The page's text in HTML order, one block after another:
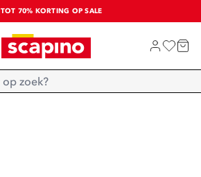
TOT 70% KORTING OP SALE
SALE: LAATSTE KANS!
SHOP NIEUW
Home